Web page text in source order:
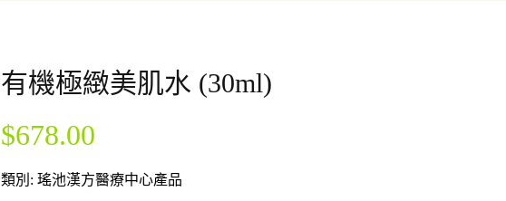
有機極緻美肌水 (30ml)
$678.00
類別: 瑤池漢方醫療中心產品